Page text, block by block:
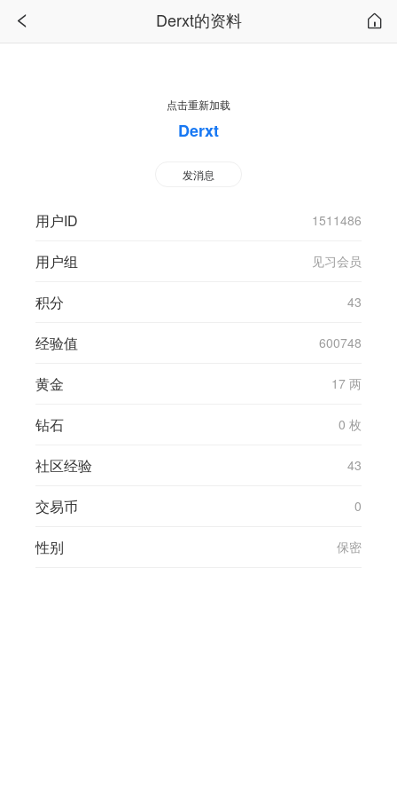
Derxt的资料
点击重新加载
Derxt
发消息
用户ID 1511486
用户组 见习会员
积分 43
经验值 600748
黄金 17 两
钻石 0 枚
社区经验 43
交易币 0
性别 保密